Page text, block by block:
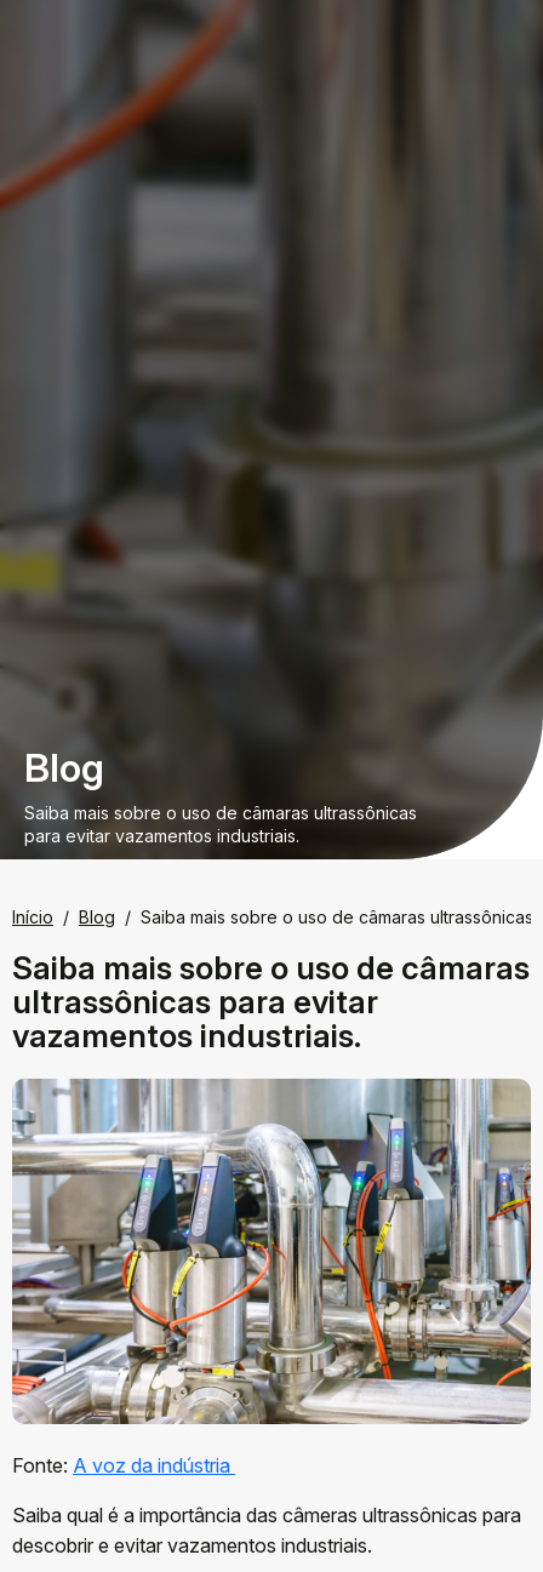
Blog
Saiba mais sobre o uso de câmaras ultrassônicas
para evitar vazamentos industriais.
Início Blog Saiba mais sobre o uso de câmaras
Saiba mais sobre o uso de câmaras
ultrassônicas para evitar
vazamentos industriais.
Fonte: A voz da indústria
Saiba qual é a importância das câmeras ultrassônicas para
descobrir e evitar vazamentos industriais.